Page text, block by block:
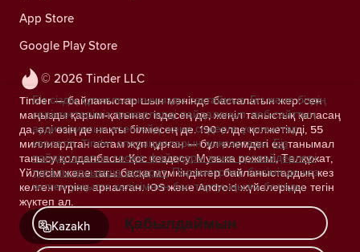
© 2026 Tinder LLC
Tinder — байланыстар шын мәнінде басталатын жер: сен
маңызды қарым-қатынас іздесең де, жеңіл таныстық қаласаң
да, әлі өзің де нақты білмесең де. 190 елде қолжетімді, 55
миллиардтан астам жұп құрған — бұл әлемдегі ең танымал
танысу қолданбасы. Қос кездесу, Музыка режимі, Төлқұжат,
Үйлесім және тағы басқа мүмкіндіктер байланыстардың кез
келген түріне арналған. iOS және Android жүйелерінде тегін
жүктеп ал.
Kazakh
App Store
Google Play Store
Біз сіздің құпиялылығыңызды сақтаймыз. Біз және біздің
серіктестеріміз трекерлерді пайдаланып, веб-сайттың
аудиториясын есептейді және сіздерге ұсыныстар
көрсетіп, Tinder операцияларын жақсартады. Біз
пайдаланатын cookie файлдары және провайдерлері
туралы қосымша ақпарат. Параметрлер бөлімінде кез
келген уақытта келісімнен бас тартуыңызға болады.
Қабылдаймын